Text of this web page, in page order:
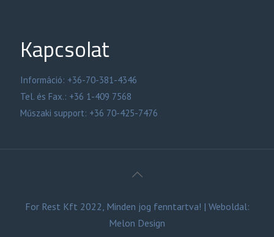
Kapcsolat
Információ: +36-70-381-4346
Tel. és Fax.: +36 1-409 7568
Műszaki support: +36 70-425-7476
For Rest Kft 2022, Minden jog fenntartva! | Weboldal:
Melon Design